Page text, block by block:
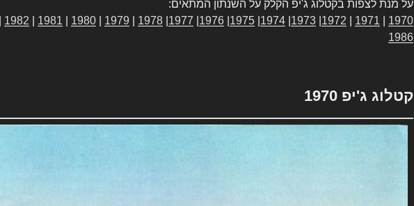
על מנת לצפות בקטלוג ג'יפ הקלק על השנתון המתאים:
1970
1971
1972
1973
1974
1975
1976
1977
1978
1979
1980
1981
1982
1986
קטלוג ג'יפ 1970